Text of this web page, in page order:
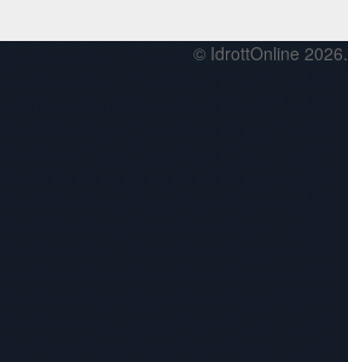
© IdrottOnline 2026.